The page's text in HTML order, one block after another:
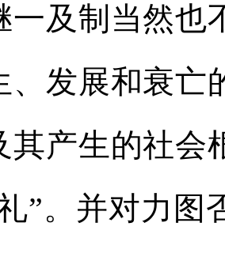
一及制当然也
、发展和衰亡
其产生的社会
”。并对力